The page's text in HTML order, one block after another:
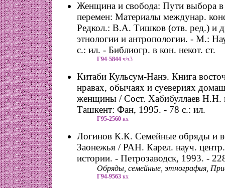
Женщина и свобода: Пути выбора
перемен: Материалы междунар.
Редкол.: В.А. Тишков (отв. ред.) и
этнологии и антропологии. - М.:
с.: ил. - Библиогр. в кон. некот. ст.
Г94-5844 ч/з3
Китаби Кульсум-Нанэ. Книга
нравах, обычаях и суевериях
женщины / Сост. Хабибуллаев Н.Н.
Ташкент: Фан, 1995. - 78 с.: ил.
Г95-2560 кх
Логинов К.К. Семейные обряды и
Заонежья / РАН. Карел. науч.
истории. - Петрозаводск, 1993. -
Обряды, семейные, этнография,
Г94-9563 кх